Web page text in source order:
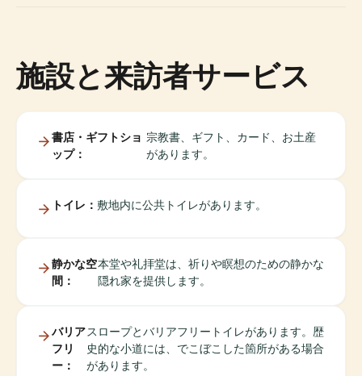
施設と来訪者サービス
書店・ギフトショ
ップ：
宗教書、ギフト、カード、お土産
があります。
トイレ： 敷地内に公共トイレがあります。
静かな空
間：
本堂や礼拝堂は、祈りや瞑想のための静かな
隠れ家を提供します。
バリア
フリ
ー：
スロープとバリアフリートイレがあります。歴
史的な小道には、でこぼこした箇所がある場合
があります。